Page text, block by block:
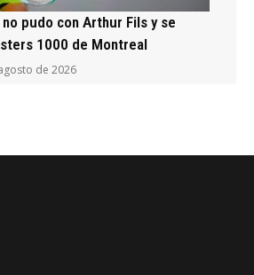
pudo con Arthur Fils y se
1000 de Montreal
de 2026